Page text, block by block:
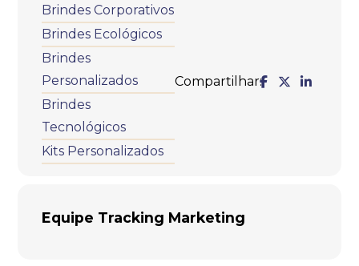
Brindes Corporativos
Brindes Ecológicos
Brindes
Personalizados
Brindes
Tecnológicos
Kits Personalizados
Compartilhar:
Equipe Tracking Marketing